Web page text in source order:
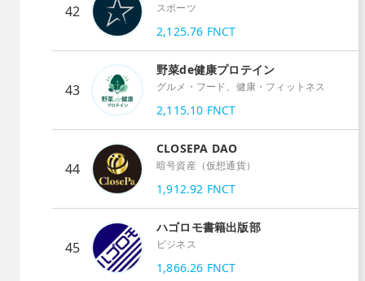
42 スポーツ
2,125.76 FNCT
43
野菜de健康プロテイン
グルメ・フード、健康・フィットネス
2,115.10 FNCT
44
CLOSEPA DAO
暗号資産（仮想通貨）
1,912.92 FNCT
45
ハゴロモ書籍出版部
ビジネス
1,866.26 FNCT